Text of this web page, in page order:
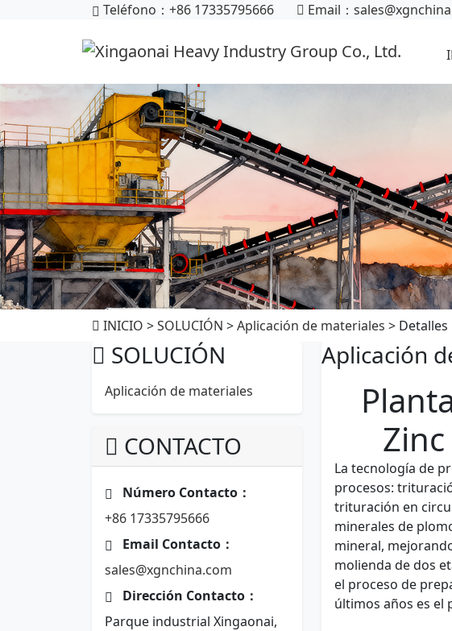
Teléfono：+86 17335795666 Email：
INICIO >SOLUCIÓN >Aplicación de materiales > Detalles
SOLUCIÓN
Aplicación de materiales
CONTACTO
Número Contacto：
+86 17335795666
Email Contacto：
sales@xgnchina.com
Dirección Contacto：
Parque industrial Xingaonai,
Aplicación
La tecnología de
procesos:
trituración en
minerales de
mineral,
molienda de dos
el proceso de
últimos años es el